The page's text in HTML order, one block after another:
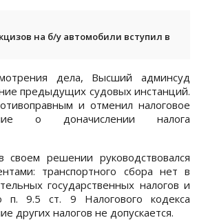
на б/у автомобили вступил в
дела, Высший админсуд
предыдущих судовых инстанций.
и отменил налоговое
о доначислении налога
решении руководствовался
транспортного сбора нет в
государственных налогов и
п. 9.5 ст. 9 Налогового кодекса
других налогов не допускается.